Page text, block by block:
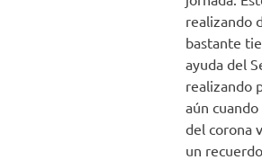
realizando
bastante
ayuda del
realizando
aún
del corona
un